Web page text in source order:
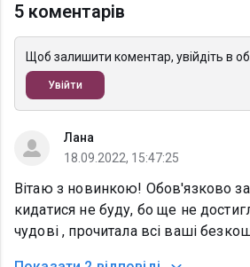
5 коментарів
Щоб залишити коментар, увійдіть в
Увійти
Лана
18.09.2022, 15:47:25
Вітаю з новинкою! Обов'язково
кидатися не буду, бо ще не
чудові , прочитала всі ваші